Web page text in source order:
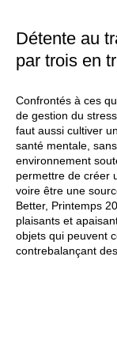
Détente au
par trois en
Confrontés à ces
de gestion du
faut aussi cultiver
santé mentale,
environnement
permettre de créer
voire être une
Better, Printemps
plaisants et
objets qui peuvent
contrebalançant